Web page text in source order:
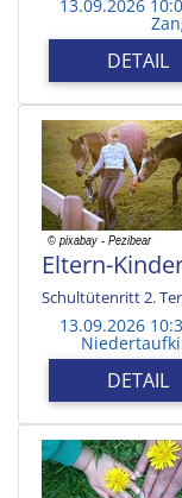
13.09.2026
DETAIL
Eltern-
Schultütenritt 2.
13.09.2026
DETAIL